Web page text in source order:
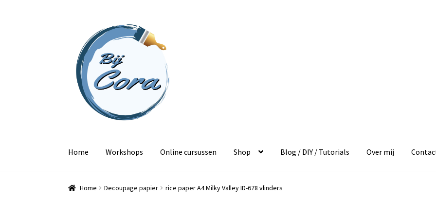
naar
navigatie
inhoud
Home Workshops Online cursussen Shop Blog / DIY / Tutorials Over mij
Home Decoupage papier rice paper A4 Milky Valley ID-678 vlinders